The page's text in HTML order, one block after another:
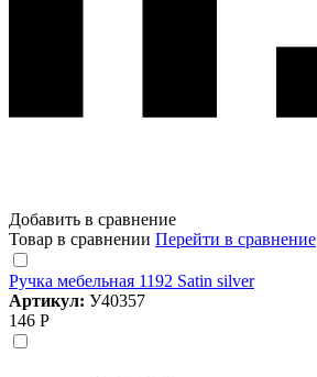
Добавить в сравнение
Товар в сравнении Перейти в сравнение
Ручка мебельная 1192 Satin silver
Артикул: У40357
146 Р